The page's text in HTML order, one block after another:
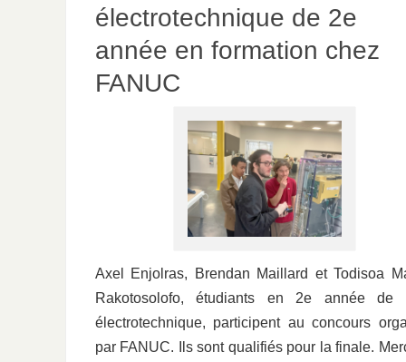
électrotechnique de 2e
année en formation chez
FANUC
Axel Enjolras, Brendan Maillard et Todisoa
Rakotosolofo, étudiants en 2e année de
électrotechnique, participent au concours
par FANUC. Ils sont qualifiés pour la finale.